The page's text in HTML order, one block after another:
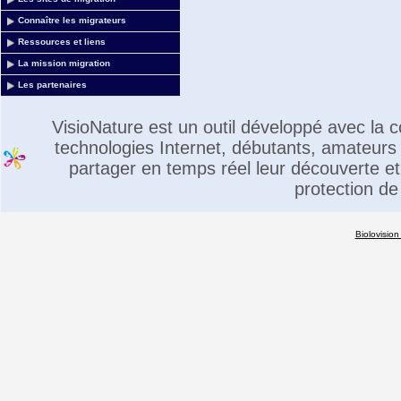
Connaître les migrateurs
Ressources et liens
La mission migration
Les partenaires
VisioNature est un outil développé avec la
technologies Internet, débutants,
partager en temps réel leur découverte
protection
Biolovision